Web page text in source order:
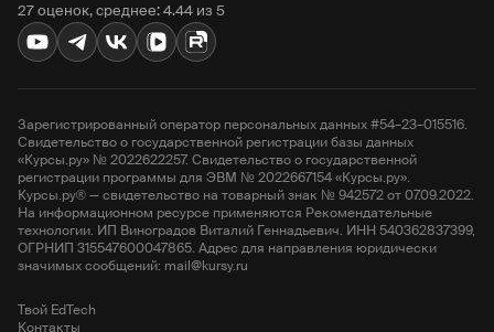
27 оценок, среднее: 4.44 из 5
Зарегистрированный оператор персональных данных #54–23–015516.
Свидетельство о государственной регистрации базы данных
«Курсы.ру» № 2022622257. Свидетельство о государственной
регистрации программы для ЭВМ № 2022667154 «Курсы.ру».
Курсы.ру® — свидетельство на товарный знак № 942572 от 07.09.2022.
На информационном ресурсе применяются Рекомендательные
технологии. ИП Виноградов Виталий Геннадьевич. ИНН 540362837399,
ОГРНИП 315547600047865. Адрес для направления юридически
значимых сообщений: mail@kursy.ru
Твой EdTech
Контакты